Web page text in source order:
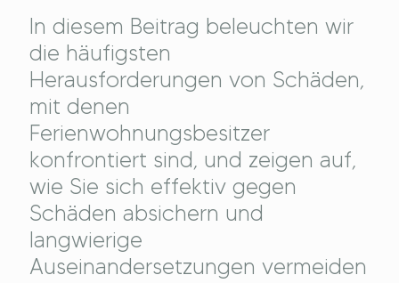
In diesem Beitrag beleuchten wir
die häufigsten
Herausforderungen von Schäden,
mit denen
Ferienwohnungsbesitzer
konfrontiert sind, und zeigen auf,
wie Sie sich effektiv gegen
Schäden absichern und
langwierige
Auseinandersetzungen vermeiden